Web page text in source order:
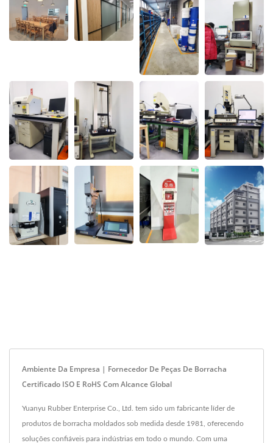
Ambiente Da Empresa | Fornecedor De Peças De Borracha
Certificado ISO E RoHS Com Alcance Global
Yuanyu Rubber Enterprise Co., Ltd. tem sido um fabricante líder de
produtos de borracha moldados sob medida desde 1981, oferecendo
soluções confiáveis para indústrias em todo o mundo. Com uma